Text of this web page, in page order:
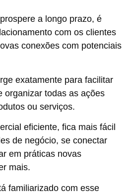
a longo prazo, é
com os clientes
conexões com potenciais
exatamente para facilitar
organizar todas as ações
ou serviços.
eficiente, fica mais fácil
de negócio, se conectar
em práticas novas
mais.
familiarizado com esse